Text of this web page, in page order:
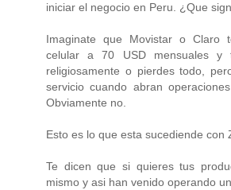
iniciar el negocio en Peru. ¿Que
Imaginate que Movistar o Claro
celular a 70 USD mensuales y
religiosamente o pierdes todo,
servicio cuando abran
Obviamente no.
Esto es lo que esta sucediende con
Te dicen que si quieres tus
mismo y asi han venido operando